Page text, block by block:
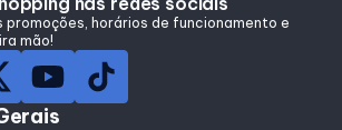
promoções, horários de funcionamento e
mão!